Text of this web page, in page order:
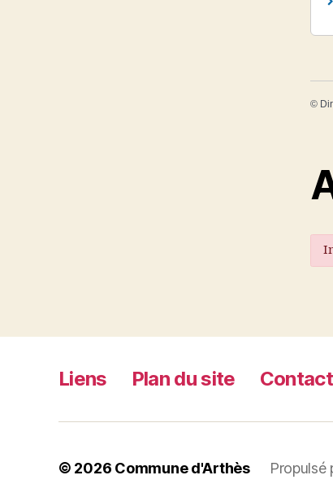
©
Liens Plan du site Contact
© 2026 Commune d'Arthès Propulsé